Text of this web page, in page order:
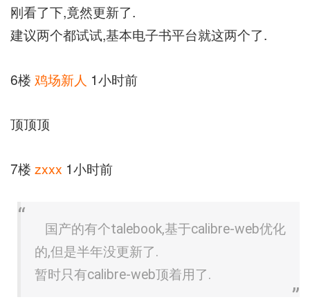
刚看了下,竟然更新了.
建议两个都试试,基本电子书平台就这两个了.
6楼 鸡场新人 1小时前
顶顶顶
7楼 zxxx 1小时前
国产的有个talebook,基于calibre-web优化
的,但是半年没更新了.
暂时只有calibre-web顶着用了.